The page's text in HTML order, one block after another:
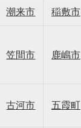
潮来市 稲敷市
笠間市 鹿嶋市
古河市 五霞町